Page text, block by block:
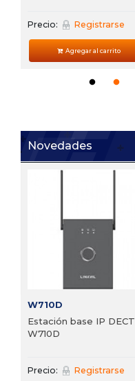
Precio: Registrarse
Agregar al carrito
Novedades
W710D
Estación base IP DECT
W710D
Precio: Registrarse